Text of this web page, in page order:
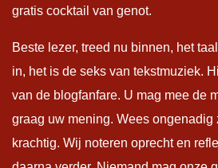
gratis cocktail van genot.
Beste lezer, treed nu binnen, het
in, het is de seks van tekstmuziek.
van de blogfanfare. U mag mee de
graag uw mening. Wees ongenadig
krachtig. Wij noteren oprecht en